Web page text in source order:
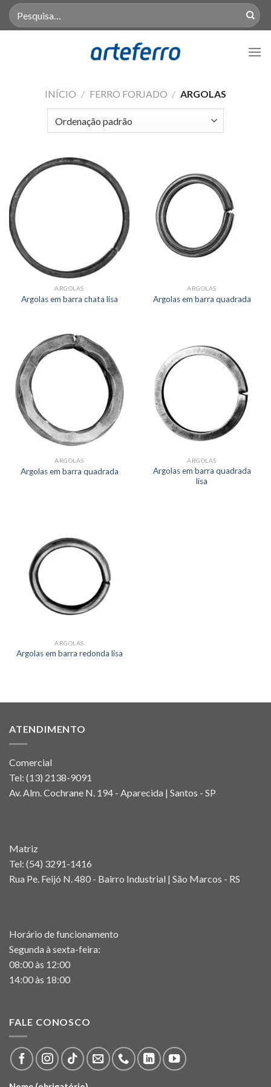
SkipPesquisar
por:
INÍCIO / FERRO FORJADO / ARGOLAS
ARGOLAS
Argolas em barra chata lisa
ARGOLAS
Argolas em barra quadrada
ARGOLAS
Argolas em barra quadrada
ARGOLAS
Argolas em barra quadrada
lisa
ARGOLAS
Argolas em barra redonda lisa
ATENDIMENTO
Comercial
Tel: (13) 2138-9091
Av. Alm. Cochrane N. 194 - Aparecida | Santos - SP
Matriz
Tel: (54) 3291-1416
Rua Pe. Feijó N. 480 - Bairro Industrial | São Marcos - RS
Horário de funcionamento
Segunda à sexta-feira:
08:00 às 12:00
14:00 às 18:00
FALE CONOSCO